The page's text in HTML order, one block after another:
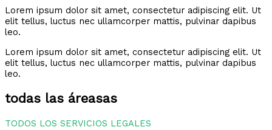
Lorem ipsum dolor sit amet, consectetur adipiscing elit. Ut
elit tellus, luctus nec ullamcorper mattis, pulvinar dapibus
leo.
Lorem ipsum dolor sit amet, consectetur adipiscing elit. Ut
elit tellus, luctus nec ullamcorper mattis, pulvinar dapibus
leo.
todas las áreasas
TODOS LOS SERVICIOS LEGALES